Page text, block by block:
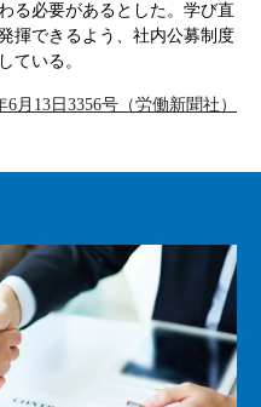
る必要があるとした。学び直
揮できるよう、社内公募制度
ている。
月13日3356号（労働新聞社）